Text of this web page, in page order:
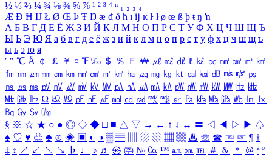
½ ⅓ ⅔ ¼ ¾ ⅛ ⅜ ⅝ ⅞ ¹ ² ³ ⁴ ⁿ ₁ ₂ ₃ ₄
Æ Ð Ħ Ĳ Ł Ø Œ Þ Ŧ Ŋ æ đ ð ħ ı ĳ ĸ ŀ ł ø œ ß þ ŧ ŋ ŉ
А Б В Г Д Е Ё Ж З И Й К Л М Н О П Р С Т У Ф Х Ц Ч Ш Щ Ъ
Ы Ь Э Ю Я а б в г д е ё ж з и й к л м н о п р с т у ф х ц ч ш щ ъ
ы ь э ю я
′ ″ ℃ Å ￠ ￡ ￥ ¤ ℉ ‰ ＄ ％ Ｆ ￦ ㎕ ㎖ ㎗ ℓ ㎘ ㏄ ㎣ ㎤ ㎥ ㎦
㎙ ㎚ ㎛ ㎜ ㎝ ㎞ ㎟ ㎠ ㎡ ㎢ ㏊ ㎍ ㎎ ㎏ ㏏ ㎈ ㎉ ㏈ ㎧ ㎨ ㎰
㎱ ㎲ ㎳ ㎴ ㎵ ㎶ ㎷ ㎸ ㎹ ㎀ ㎁ ㎂ ㎃ ㎄ ㎺ ㎻ ㎽ ㎾ ㎿ ㎐ ㎑
㎒ ㎓ ㎔ Ω ㏀ ㏁ ㎊ ㎋ ㎌ ㏖ ㏅ ㎭ ㎮ ㎯ ㏛ ㎩ ㎪ ㎫ ㎬ ㏝ ㏐
㏓
㏃ ㏉ ㏜ ㏆
§ ※ ☆ ★ ○ ● ◎ ◇ ◆ □ ■ △ ▽ → ← ↑ ↓ ↔ 〓 ◁ ◀ ▷ ▶ ♤
♠ ♡ ♥ ♧ ♣ ⊙ ◈ ▣ ◐ ◑ ▒ ▤ ▨ ▧ ▦ ▩ ♨ ☏ ☎ ☜ ☞ ¶ †
‡ ↕ ↗ ↙ ↖ ↘ ♭ ♩ ♪ ♬ ㉿ ㈜ № ㏇ ™ ㏂ ㏘ ℡ ＃ ＆ ＊ ＠ ª º